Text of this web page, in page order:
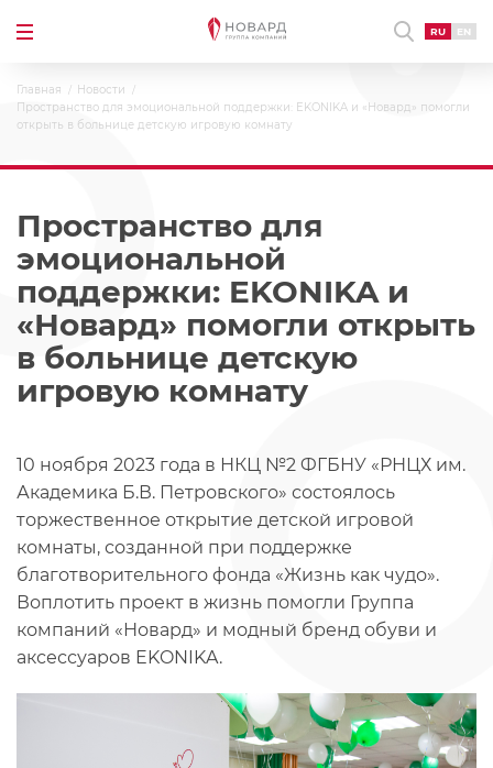
RU EN
Главная
Новости
Пространство для эмоциональной поддержки: EKONIKA и «Новард» помогли
открыть в больнице детскую игровую комнату
Пространство для
эмоциональной
поддержки: EKONIKA и
«Новард» помогли открыть
в больнице детскую
игровую комнату
10 ноября 2023 года в НКЦ №2 ФГБНУ «РНЦХ им.
Академика Б.В. Петровского» состоялось
торжественное открытие детской игровой
комнаты, созданной при поддержке
благотворительного фонда «Жизнь как чудо».
Воплотить проект в жизнь помогли Группа
компаний «Новард» и модный бренд обуви и
аксессуаров EKONIKA.